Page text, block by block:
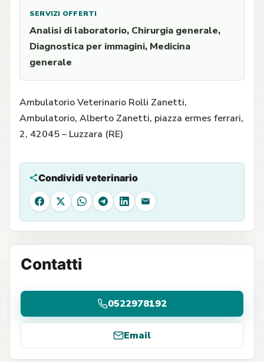
SERVIZI OFFERTI
Analisi di laboratorio, Chirurgia generale,
Diagnostica per immagini, Medicina
generale
Ambulatorio Veterinario Rolli Zanetti,
Ambulatorio, Alberto Zanetti, piazza ermes ferrari,
2, 42045 – Luzzara (RE)
Condividi veterinario
Facebook
X WhatsAppTelegram
LinkedIn
Email
Contatti
0522978192
Email